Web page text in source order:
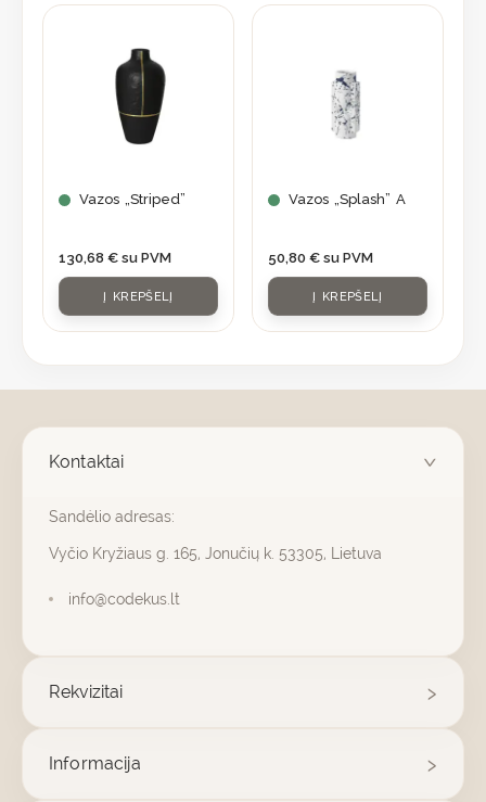
Vazos „Striped”
130,68 € su PVM
Į KREPŠELĮ
Vazos „Splash” A
50,80 € su PVM
Į KREPŠELĮ
Kontaktai
Sandėlio adresas:
Vyčio Kryžiaus g. 165, Jonučių k. 53305, Lietuva
info@codekus.lt
Rekvizitai
Informacija